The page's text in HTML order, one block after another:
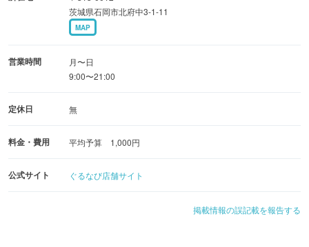
茨城県石岡市北府中3-1-11
MAP
営業時間
月〜日
9:00〜21:00
定休日 無
料金・費用 平均予算 1,000円
公式サイト ぐるなび店舗サイト
掲載情報の誤記載を報告する